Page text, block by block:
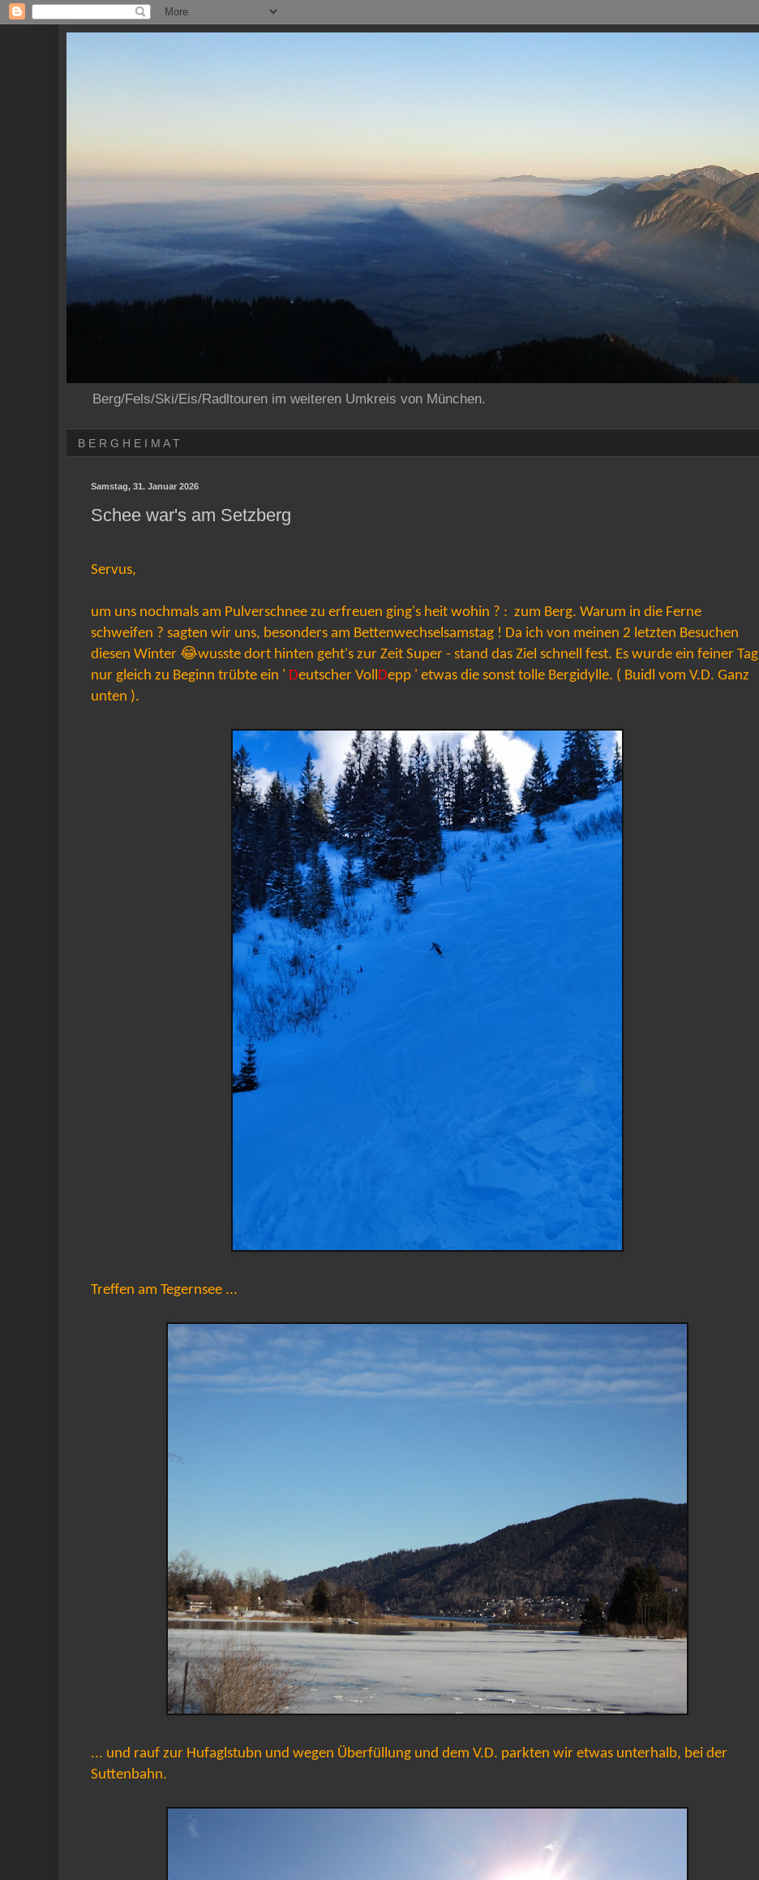
Berg/Fels/Ski/Eis/Radltouren im weiteren Umkreis von München.
B E R G H E I M A T
Samstag, 31. Januar 2026
Schee war's am Setzberg
Servus,
um uns nochmals am Pulverschnee zu erfreuen ging's heit wohin ? : zum Berg. Warum in die Ferne
schweifen ? sagten wir uns, besonders am Bettenwechselsamstag ! Da ich von meinen 2 letzten Besuchen
diesen Winter 😂wusste dort hinten geht's zur Zeit Super - stand das Ziel schnell fest. Es wurde ein feiner Tag
nur gleich zu Beginn trübte ein ' Deutscher VollDepp ' etwas die sonst tolle Bergidylle. ( Buidl vom V.D. Ganz
unten ).
Treffen am Tegernsee ...
... und rauf zur Hufaglstubn und wegen Überfüllung und dem V.D. parkten wir etwas unterhalb, bei der
Suttenbahn.